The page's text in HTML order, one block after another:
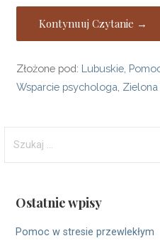
Kontynuuj Czytanie →
Złożone pod: Lubuskie
Wsparcie psychologa Zielona
Ostatnie wpisy
Pomoc w stresie przewlekłym